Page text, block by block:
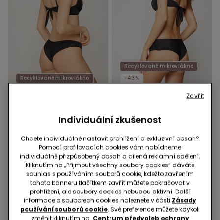
Recyklované mikrovlákno
Bikinové Brazilky z
Mikrovlákna
299,00 Kč
Recyklované mikrovlákno
-43%
Vysoké Bikinové Brazilky s
Řasením z Recyklovaného
Mikrovlákna
299,00 Kč 169,00 Kč -43%
Individuální zkušenost
Chcete individuálně nastavit prohlížení a exkluzivní obsah?
Pomocí profilovacích cookies vám nabídneme
individuálně přizpůsobený obsah a cílená reklamní sdělení.
Kliknutím na „Přijmout všechny soubory cookies“ dáváte
souhlas s používáním souborů cookie, kdežto zavřením
tohoto banneru tlačítkem zavřít můžete pokračovat v
prohlížení, ale soubory cookies nebudou aktivní. Další
informace o souborech cookies naleznete v části Zásady
používání souborů cookie. Své preference můžete kdykoli
změnit kliknutím na Centrum předvoleb ochrany
Zavřít